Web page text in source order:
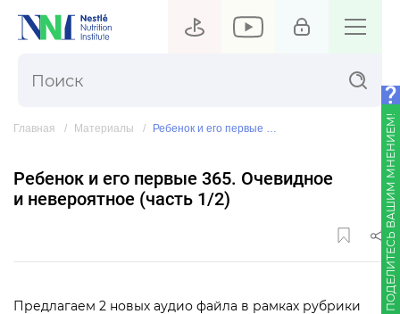
Главная Материалы Ребенок и его первые 365. Очевидное и невероятное
Ребенок и его первые 365. Очевидное
и невероятное (часть 1/2)
Предлагаем 2 новых аудио файла в рамках рубрики
ПОДЕЛИТЕСЬ ВАШИМ МНЕНИЕМ!